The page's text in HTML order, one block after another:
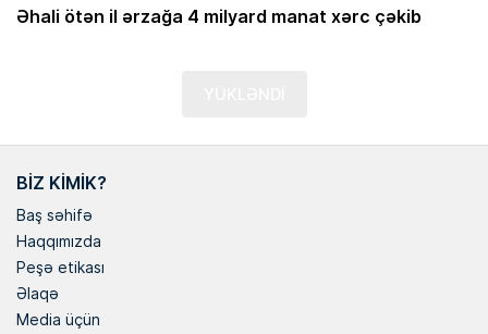
Əhali ötən il ərzağa 4 milyard manat xərc çəkib
BIZ KIMIK?
Baş səhifə
Haqqımızda
Peşə etikası
Əlaqə
Media üçün